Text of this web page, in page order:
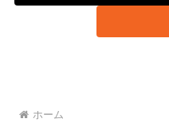
ホーム